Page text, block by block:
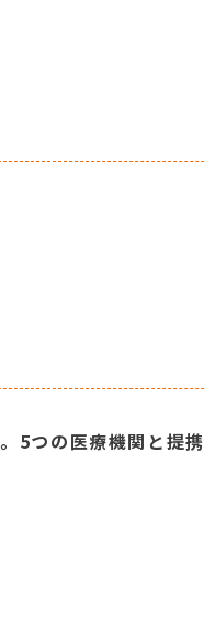
5つの医療機関と提